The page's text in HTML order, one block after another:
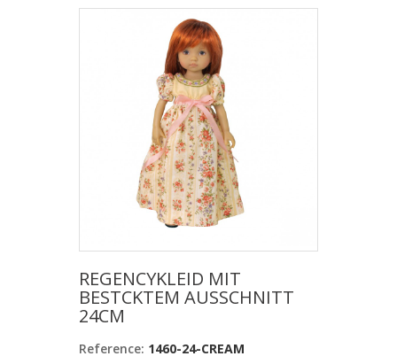
REGENCYKLEID MIT
BESTCKTEM AUSSCHNITT
24CM
Reference: 1460-24-CREAM